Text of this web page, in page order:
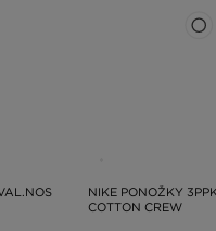
NIKE PONOŽKY
COTTON CREW